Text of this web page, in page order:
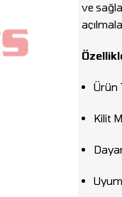
ve
Ürün
Kilit